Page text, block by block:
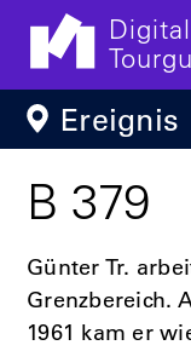
Direkt zum Inhalt
Ereignis
B 379
Günter Tr.
Grenzbereich.
1961 kam er